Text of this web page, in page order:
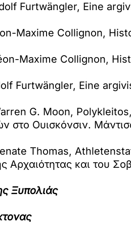
Furtwängler, Eine
Maxime Collignon,
Maxime Collignon,
Furtwängler, Eine
G. Moon,
στο Ουισκόνσιν.
Thomas,
Αρχαιότητας και του
Ξυπολιάς